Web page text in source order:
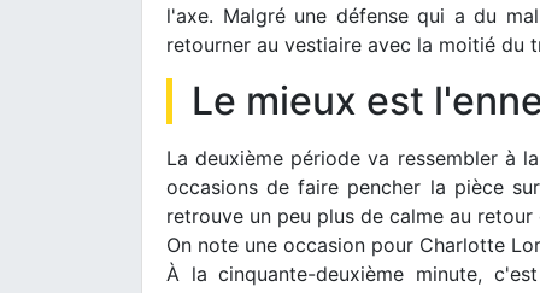
l'axe. Malgré une défense qui a du
retourner au vestiaire avec la moitié du
Le mieux est
La deuxième période va ressembler à
occasions de faire pencher la pièce
retrouve un peu plus de calme au retour
On note une occasion pour Charlotte
À la cinquante-deuxième minute,